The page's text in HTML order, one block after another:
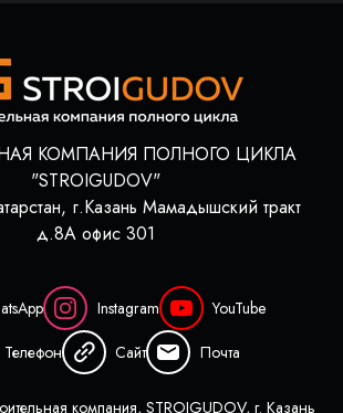
КОМПАНИЯ ПОЛНОГО ЦИКЛА
"STROIGUDOV"
г.Казань Мамадышский тракт
д.8А офис 301
Instagram
YouTube
Телефон
Сайт Почта
компания, STROIGUDOV, г. Казань